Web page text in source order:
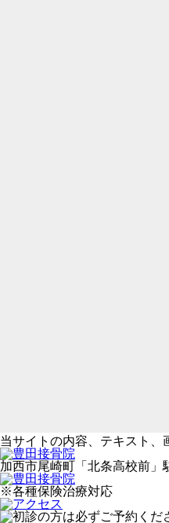
当サイトの内容、テキスト、
加西市尾崎町「北条高校前」
※各種保険治療対応